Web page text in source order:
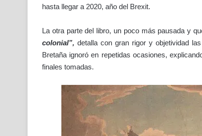
hasta llegar a 2020, año del Brexit.
La otra parte del libro, un poco más pausada y
colonial”, detalla con gran rigor y objetividad
Bretaña ignoró en repetidas ocasiones,
finales tomadas.